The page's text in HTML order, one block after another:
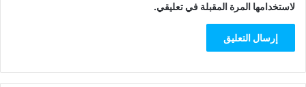
لاستخدامها المرة المقبلة في تعليقي.